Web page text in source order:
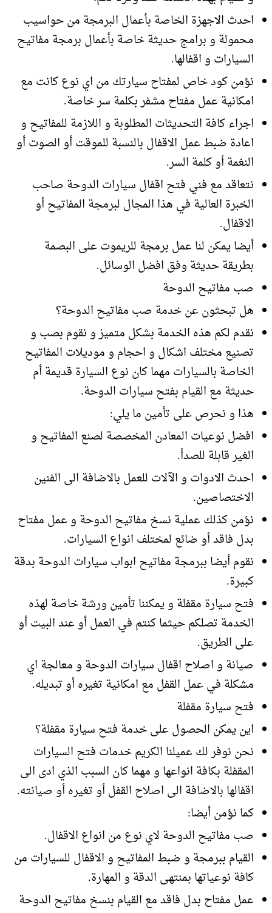
احدث الاجهزة الخاصة بأعمال البرمجة من حواسيب
محمولة و برامج حديثة خاصة بأعمال برمجة مفاتيح
السيارات و اقفالها.
نؤمن كود خاص لمفتاح سيارتك من اي نوع كانت مع
امكانية عمل مفتاح مشفر بكلمة سر خاصة.
اجراء كافة التحديثات المطلوبة و اللازمة للمفاتيح و
اعادة ضبط عمل الاقفال بالنسبة للموقت أو الصوت أو
النغمة أو كلمة السر.
نتعاقد مع فني فتح اقفال سيارات الدوحة صاحب
الخبرة العالية في هذا المجال لبرمجة المفاتيح أو
الاقفال.
أيضا يمكن لنا عمل برمجة للريموت على البصمة
بطريقة حديثة وفق افضل الوسائل.
صب مفاتيح الدوحة
هل تبحثون عن خدمة صب مفاتيح الدوحة؟
نقدم لكم هذه الخدمة بشكل متميز و نقوم بصب و
تصنيع مختلف اشكال و احجام و موديلات المفاتيح
الخاصة بالسيارات مهما كان نوع السيارة قديمة أم
حديثة مع القيام بفتح سيارات الدوحة.
هذا و نحرص على تأمين ما يلي:
افضل نوعيات المعادن المخصصة لصنع المفاتيح و
الغير قابلة للصدأ.
احدث الادوات و الآلات للعمل بالاضافة الى الفنين
الاختصاصين.
نؤمن كذلك عملية نسخ مفاتيح الدوحة و عمل مفتاح
بدل فاقد أو ضائع لمختلف انواع السيارات.
نقوم أيضا ببرمجة مفاتيح ابواب سيارات الدوحة بدقة
كبيرة.
فتح سيارة مقفلة و يمكننا تأمين ورشة خاصة لهذه
الخدمة تصلكم حيثما كنتم في العمل أو عند البيت أو
على الطريق.
صيانة و اصلاح اقفال سيارات الدوحة و معالجة اي
مشكلة في عمل القفل مع امكانية تغيره أو تبديله.
فتح سيارة مقفلة
اين يمكن الحصول على خدمة فتح سيارة مقفلة؟
نحن نوفر لك عميلنا الكريم خدمات فتح السيارات
المقفلة بكافة انواعها و مهما كان السبب الذي ادى الى
اقفالها بالاضافة الى اصلاح القفل أو تغيره أو صيانته.
كما نؤمن أيضا:
صب مفاتيح الدوحة لاي نوع من انواع الاقفال.
القيام ببرمجة و ضبط المفاتيح و الاقفال للسيارات من
كافة نوعياتها بمنتهى الدقة و المهارة.
عمل مفتاح بدل فاقد مع القيام بنسخ مفاتيح الدوحة